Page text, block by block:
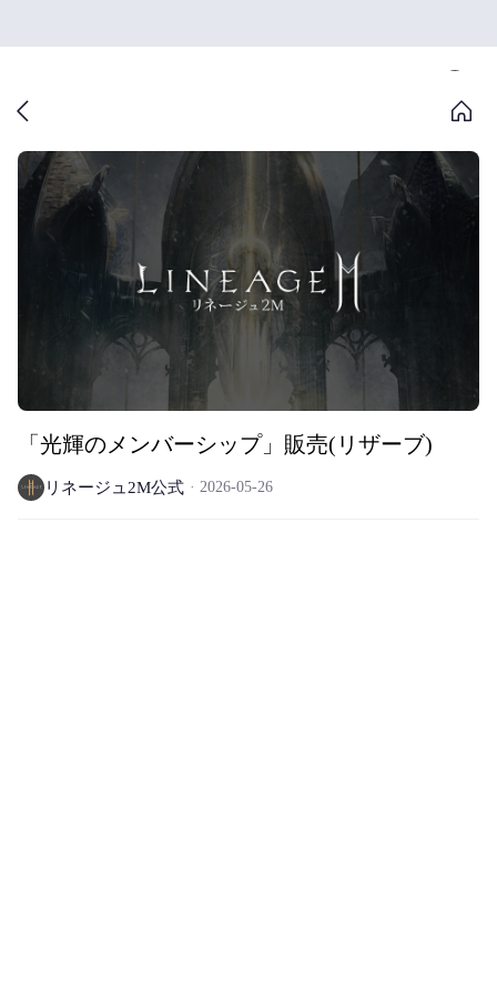
「光輝のメンバーシップ」販売(リザーブ)
リネージュ2M公式 2026-05-26